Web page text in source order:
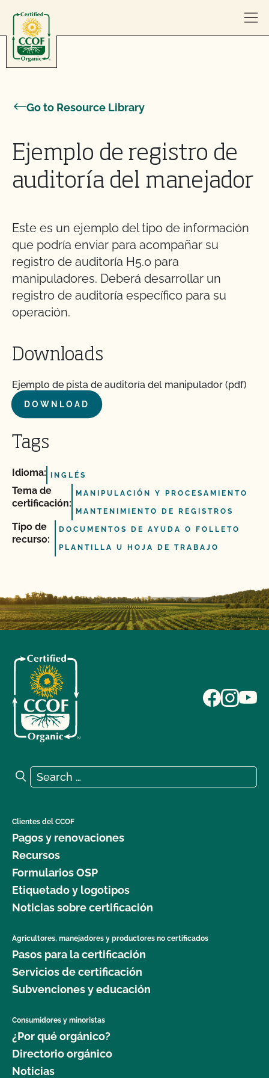
Go to Resource Library
Ejemplo de registro de
auditoría del manejador
Este es un ejemplo del tipo de información
que podría enviar para acompañar su
registro de auditoría H5.0 para
manipuladores. Deberá desarrollar un
registro de auditoría específico para su
operación.
Downloads
Ejemplo de pista de auditoría del manipulador (pdf)
DOWNLOAD
Tags
Idioma: INGLÉS
Tema de
certificación:
MANIPULACIÓN Y PROCESAMIENTO
MANTENIMIENTO DE REGISTROS
Tipo de
recurso:
DOCUMENTOS DE AYUDA O FOLLETO
PLANTILLA U HOJA DE TRABAJO
Search for:
Search
Clientes del CCOF
Pagos y renovaciones
Recursos
Formularios OSP
Etiquetado y logotipos
Noticias sobre certificación
Agricultores, manejadores y productores no certificados
Pasos para la certificación
Servicios de certificación
Subvenciones y educación
Consumidores y minoristas
¿Por qué orgánico?
Directorio orgánico
Noticias